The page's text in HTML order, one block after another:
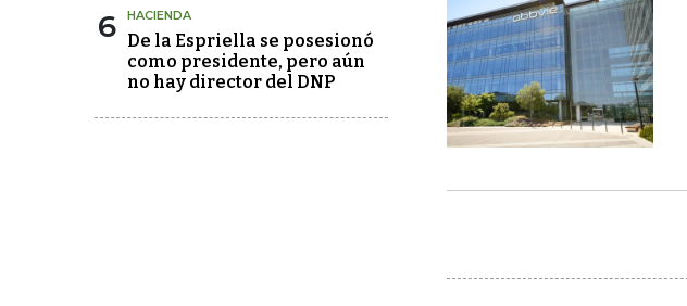
6 HACIENDA
De la Espriella se posesionó
como presidente, pero aún
no hay director del DNP